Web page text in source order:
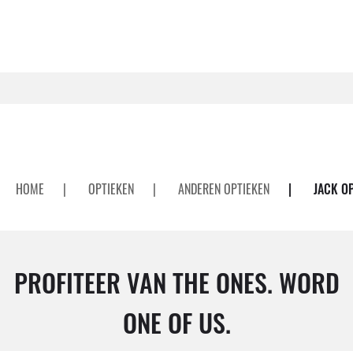
HOME | OPTIEKEN | ANDEREN OPTIEKEN | JACK
PROFITEER VAN THE ONES. WORD
ONE OF US.